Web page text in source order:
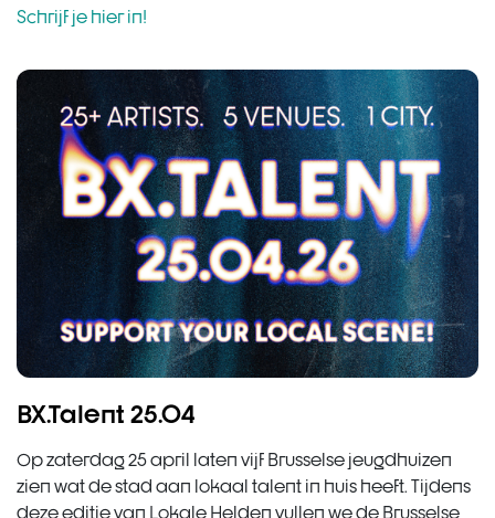
Schrijf je hier in!
BX.Talent 25.04
Op zaterdag 25 april laten vijf Brusselse jeugdhuizen
zien wat de stad aan lokaal talent in huis heeft. Tijdens
deze editie van Lokale Helden vullen we de Brusselse